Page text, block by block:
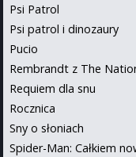
Psi Patrol
Psi patrol i dinozaury
Pucio
Rembrandt z The
Requiem dla snu
Rocznica
Sny o słoniach
Spider-Man: Całkiem